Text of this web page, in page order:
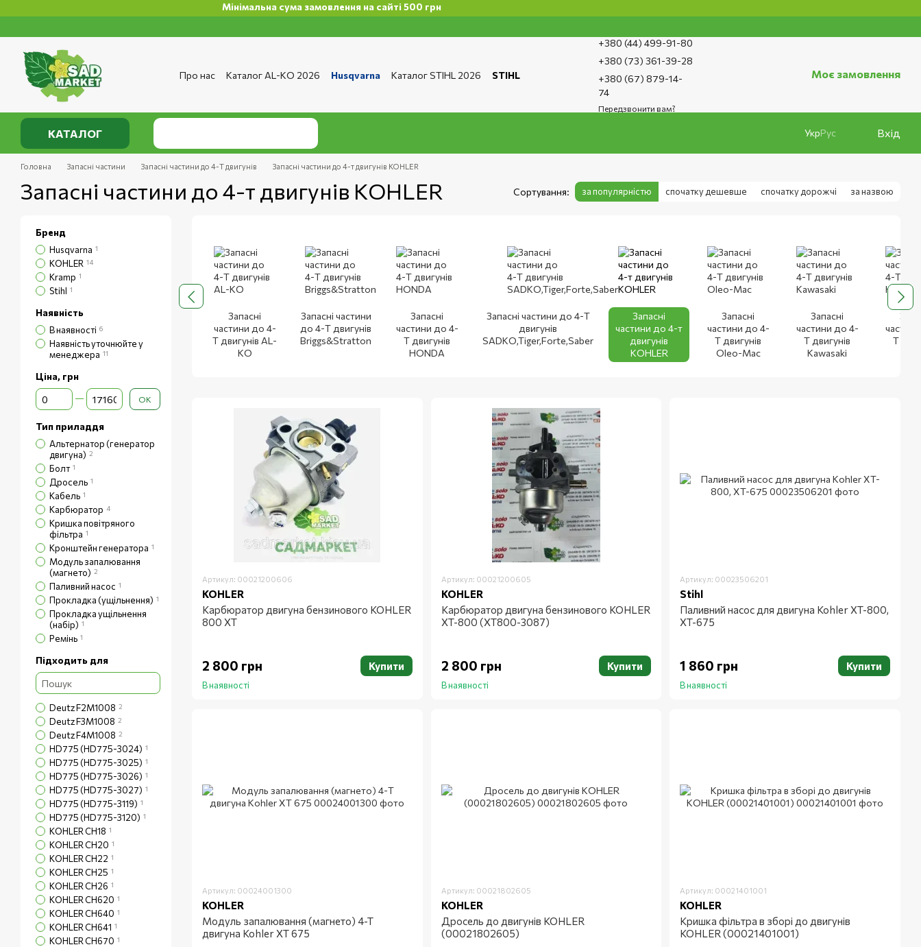
Мінімальна сума замовлення на сайті 500 грн
Про нас Каталог AL-KO 2026 Husqvarna Каталог STIHL 2026
STIHL
Публічний договір
Політика конфіденційності
+380 (44) 499-91-80
+380 (73) 361-39-28
+380 (67) 879-14-
74
Передзвонити вам?
Моє замовлення
КАТАЛОГ УкрРус Вхід
Головна Запасні частини Запасні частини до 4-Т двигунів Запасні частини до 4-т двигунів KOHLER
Запасні частини до 4-т двигунів KOHLER Сортування: за популярністю спочатку дешевше спочатку дорожчі за назвою
Запасні
частини до 4-
Т двигунів AL-
KO
Запасні частини
до 4-Т двигунів
Briggs&Stratton
Запасні
частини до 4-
Т двигунів
HONDA
Запасні частини до 4-Т
двигунів
SADKO,Tiger,Forte,Saber
Запасні
частини до 4-т
двигунів
KOHLER
Запасні
частини до 4-
Т двигунів
Oleo-Mac
Запасні
частини до 4-
Т двигунів
Kawasaki
Т
Артикул: 00021200606
KOHLER
Карбюратор двигуна бензинового KOHLER
800 XT
2 800 грн Купити
В наявності
Артикул: 00021200605
KOHLER
Карбюратор двигуна бензинового KOHLER
XT-800 (XT800-3087)
2 800 грн Купити
В наявності
Артикул: 00023506201
Stihl
Паливний насос для двигуна Kohler XT-800,
XT-675
1 860 грн Купити
В наявності
Артикул: 00024001300
KOHLER
Модуль запалювання (магнето) 4-T
двигуна Kohler XT 675
Артикул: 00021802605
KOHLER
Дросель до двигунів KOHLER
(00021802605)
Артикул: 00021401001
KOHLER
Кришка фільтра в зборі до двигунів
KOHLER (00021401001)
Бренд
Husqvarna 1
KOHLER 14
Kramp 1
Stihl 1
Наявність
В наявності 6
Наявність уточнюйте у
менеджера 11
Ціна, грн
Від Ціна, грн
До Ціна, грн ОК
Тип приладдя
Альтернатор (генератор
двигуна) 2
Болт 1
Дросель 1
Кабель 1
Карбюратор 4
Кришка повітряного
фільтра 1
Кронштейн генератора 1
Модуль запалювання
(магнето) 2
Паливний насос 1
Прокладка (ущільнення) 1
Прокладка ущільнення
(набір) 1
Ремінь 1
Підходить для
Deutz F2M1008 2
Deutz F3M1008 2
Deutz F4M1008 2
HD775 (HD775-3024) 1
HD775 (HD775-3025) 1
HD775 (HD775-3026) 1
HD775 (HD775-3027) 1
HD775 (HD775-3119) 1
HD775 (HD775-3120) 1
KOHLER CH18 1
KOHLER CH20 1
KOHLER CH22 1
KOHLER CH25 1
KOHLER CH26 1
KOHLER CH620 1
KOHLER CH640 1
KOHLER CH641 1
KOHLER CH670 1